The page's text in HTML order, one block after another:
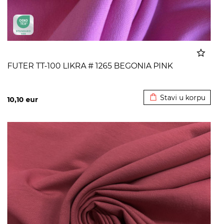
FUTER TT-100 LIKRA # 1265 BEGONIA PINK
10,10 eur Stavi u korpu